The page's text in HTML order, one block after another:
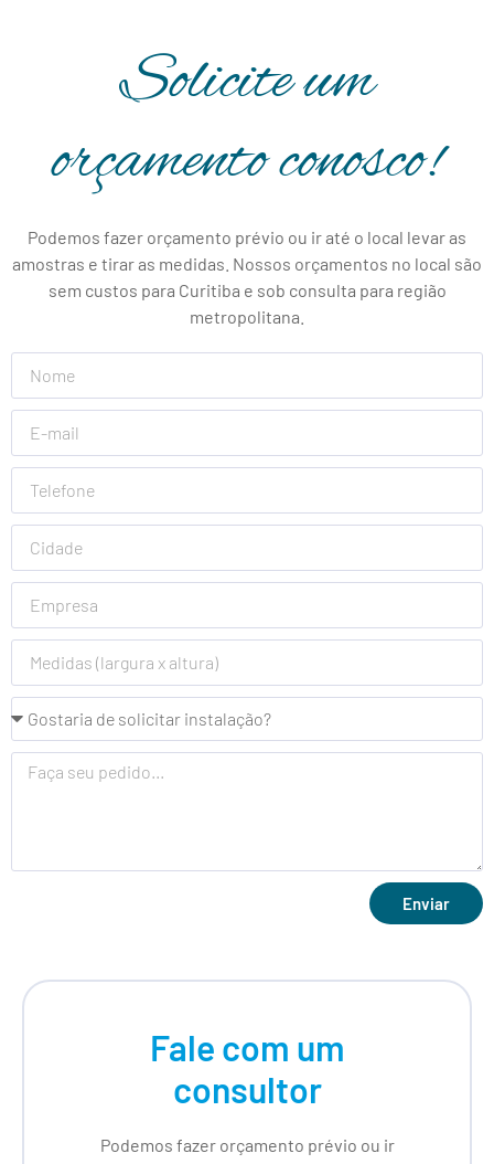
Solicite um
orçamento conosco!
Podemos fazer orçamento prévio ou ir até o local levar as
amostras e tirar as medidas. Nossos orçamentos no local são
sem custos para Curitiba e sob consulta para região
metropolitana.
Enviar
Fale com um
consultor
Podemos fazer orçamento prévio ou ir